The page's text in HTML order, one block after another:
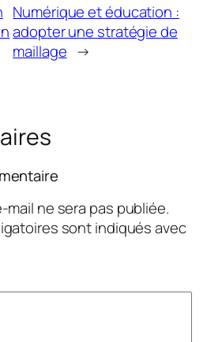
Numérique et éducation :
adopter une stratégie de
maillage →
ne sera pas publiée.
sont indiqués avec